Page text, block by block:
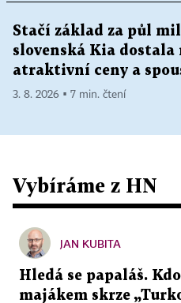
Stačí základ za půl
slovenská Kia dostala
atraktivní ceny a
3. 8. 2026 ▪ 7 min. čtení
Vybíráme z HN
JAN KUBITA
Hledá se papaláš.
majákem skrze